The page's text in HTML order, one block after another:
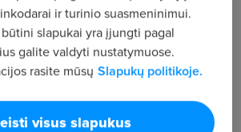
statybų sektoriuje ir nori
aplinkoje? Ši pozicija
ir turinio suasmeninimui.
slapukai yra įjungti pagal
galite valdyti nustatymuose.
rasite mūsų Slapukų politikoje.
visus slapukus